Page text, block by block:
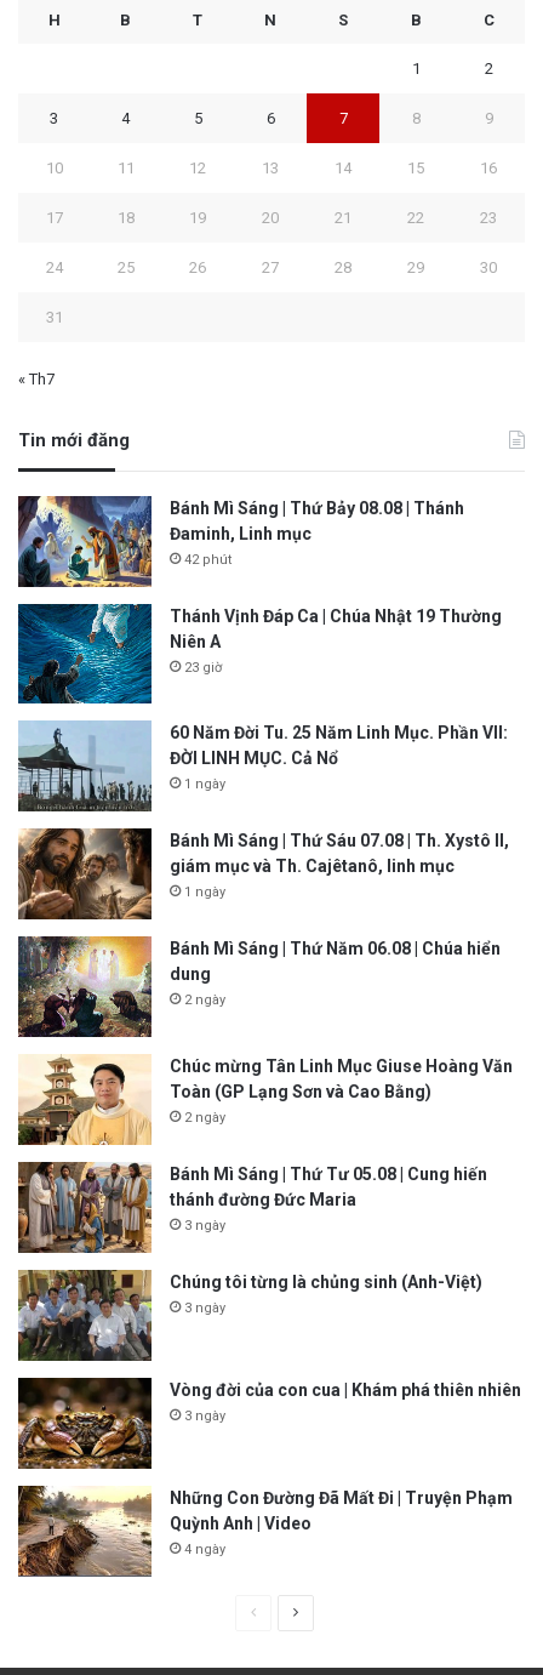
H B T N S B C
1 2
3 4 5 6 7 8 9
10 11 12 13 14 15 16
17 18 19 20 21 22 23
24 25 26 27 28 29 30
31
« Th7
Tin mới đăng
Bánh Mì Sáng | Thứ Bảy 08.08 | Thánh
Đaminh, Linh mục
42 phút
Thánh Vịnh Đáp Ca | Chúa Nhật 19 Thường
Niên A
23 giờ
60 Năm Đời Tu. 25 Năm Linh Mục. Phần VII:
ĐỜI LINH MỤC. Cả Nổ
1 ngày
Bánh Mì Sáng | Thứ Sáu 07.08 | Th. Xystô II,
giám mục và Th. Cajêtanô, linh mục
1 ngày
Bánh Mì Sáng | Thứ Năm 06.08 | Chúa hiển
dung
2 ngày
Chúc mừng Tân Linh Mục Giuse Hoàng Văn
Toàn (GP Lạng Sơn và Cao Bằng)
2 ngày
Bánh Mì Sáng | Thứ Tư 05.08 | Cung hiến
thánh đường Đức Maria
3 ngày
Chúng tôi từng là chủng sinh (Anh-Việt)
3 ngày
Vòng đời của con cua | Khám phá thiên nhiên
3 ngày
Những Con Đường Đã Mất Đi | Truyện Phạm
Quỳnh Anh | Video
4 ngày